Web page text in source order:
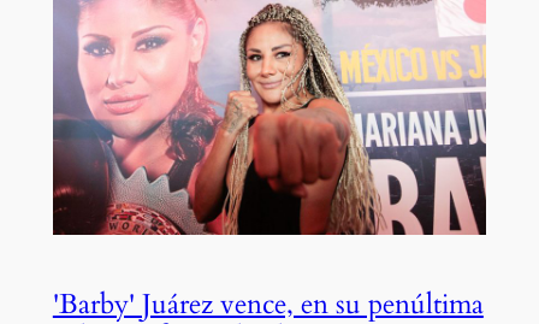
'Barby' Juárez vence, en su penúltima